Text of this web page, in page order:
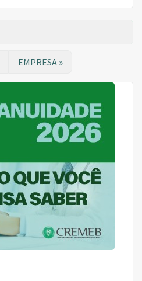
EMPRESA »